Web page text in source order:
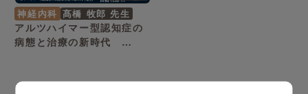
神経内科 髙橋 牧郎 先生
アルツハイマー型認知症の
病態と治療の新時代